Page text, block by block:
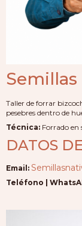
Taller de forrar
pesebres dentro de
Técnica: Forrado en
DATOS
Email:
Teléfono |